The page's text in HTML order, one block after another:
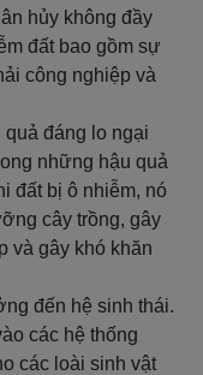
hủy không đầy
đất bao gồm sự
công nghiệp và
quả đáng lo ngại
những hậu quả
đất bị ô nhiễm, nó
cây trồng, gây
và gây khó khăn
đến hệ sinh thái.
các hệ thống
các loài sinh vật